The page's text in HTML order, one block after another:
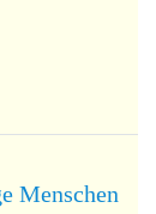
Menschen